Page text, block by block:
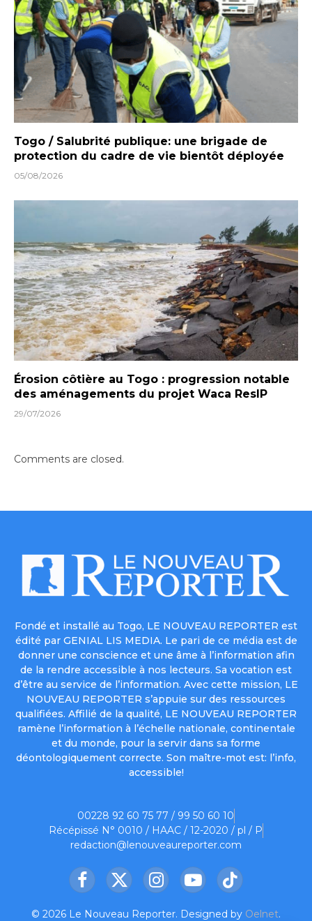
Togo / Salubrité publique: une brigade de
protection du cadre de vie bientôt déployée
05/08/2026
Érosion côtière au Togo : progression notable
des aménagements du projet Waca ResIP
29/07/2026
Comments are closed.
Fondé et installé au Togo, LE NOUVEAU REPORTER est
édité par GENIAL LIS MEDIA. Le pari de ce média est de
donner une conscience et une âme à l’information afin
de la rendre accessible à nos lecteurs. Sa vocation est
d’être au service de l’information. Avec cette mission, LE
NOUVEAU REPORTER s’appuie sur des ressources
qualifiées. Affilié de la qualité, LE NOUVEAU REPORTER
ramène l’information à l’échelle nationale, continentale
et du monde, pour la servir dans sa forme
déontologiquement correcte. Son maître-mot est: l’info,
accessible!
00228 92 60 75 77 / 99 50 60 10
Récépissé N° 0010 / HAAC / 12-2020 / pl / P
redaction@lenouveaureporter.com
Facebook
X
InstagramYouTubeTikTok
© 2026 Le Nouveau Reporter. Designed by Oelnet.